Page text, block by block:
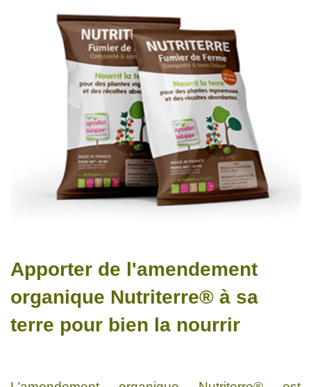
Apporter de l'amendement
organique Nutriterre® à sa
terre pour bien la nourrir